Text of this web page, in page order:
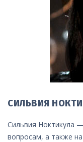
СИЛЬВИЯ
Сильвия Ноктикула
вопросам, а также